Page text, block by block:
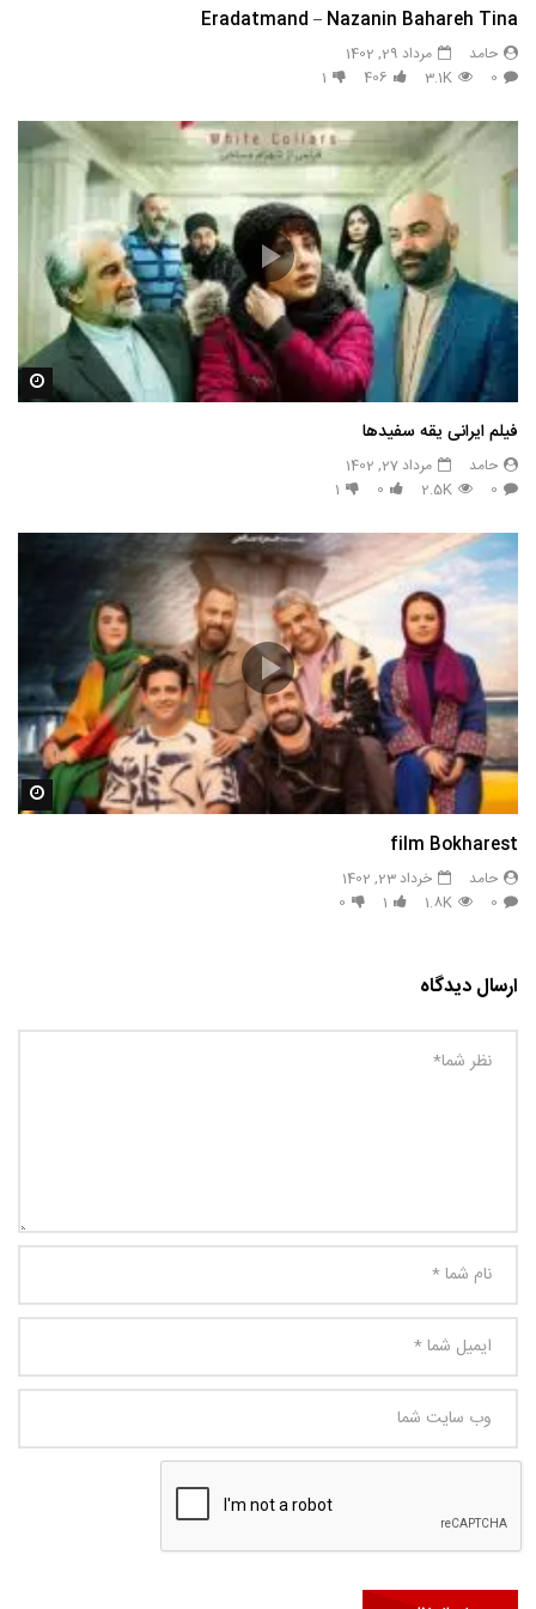
Eradatmand – Nazanin Bahareh Tina
حامد
مرداد 29, 1402
0
3.1K
406
1
فیلم ایرانی یقه سفیدها
حامد
مرداد 27, 1402
0
2.5K
0
1
film Bokharest
حامد
خرداد 23, 1402
0
1.8K
1
0
ارسال دیدگاه